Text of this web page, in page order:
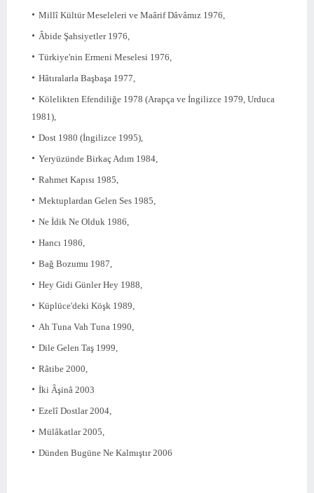
Millî Kültür Meseleleri ve Maârif Dâvâmız 1976,
Âbide Şahsiyetler 1976,
Türkiye'nin Ermeni Meselesi 1976,
Hâtıralarla Başbaşa 1977,
Kölelikten Efendiliğe 1978 (Arapça ve İngilizce 1979, Urduca
1981),
Dost 1980 (İngilizce 1995),
Yeryüzünde Birkaç Adım 1984,
Rahmet Kapısı 1985,
Mektuplardan Gelen Ses 1985,
Ne İdik Ne Olduk 1986,
Hancı 1986,
Bağ Bozumu 1987,
Hey Gidi Günler Hey 1988,
Küplüce'deki Köşk 1989,
Ah Tuna Vah Tuna 1990,
Dile Gelen Taş 1999,
Râtibe 2000,
İki Âşinâ 2003
Ezelî Dostlar 2004,
Mülâkatlar 2005,
Dünden Bugüne Ne Kalmıştır 2006